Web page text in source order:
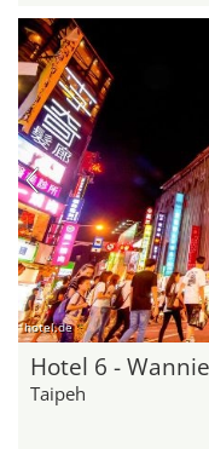
hotel.de
Hotel 6 -
Taipeh